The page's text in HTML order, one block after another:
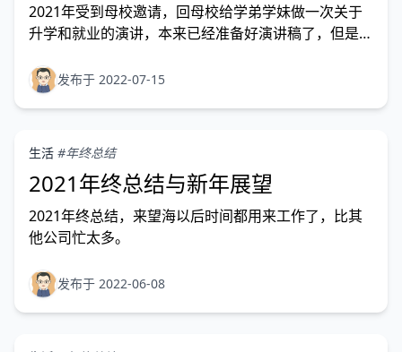
2021年受到母校邀请，回母校给学弟学妹做一次关于
升学和就业的演讲，本来已经准备好演讲稿了，但是受
个人博客发布出来，也算留个纪念吧~
发布于 2022-07-15
生活 #年终总结
2021年终总结与新年展望
2021年终总结，来望海以后时间都用来工作了，比其
他公司忙太多。
发布于 2022-06-08